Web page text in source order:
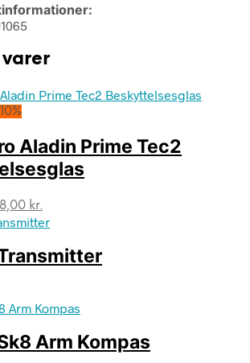
Aladin Prime Tec2
kr..
kr.
aktuelle
er:
158,00 kr..
Arm Kompas